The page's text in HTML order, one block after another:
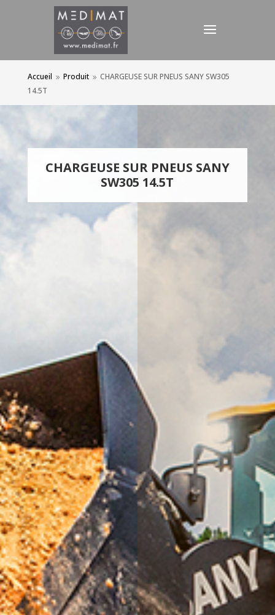
Accueil 9 Produit 9 CHARGEUSE SUR PNEUS SANY SW305
14.5T
CHARGEUSE SUR PNEUS SANY
SW305 14.5T